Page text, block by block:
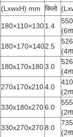
(LxwxH) mm किलो
180×110×1301.4
180×170×1402.5
180x170x1803.0
270x170x2104.0
330x180x2706.0
330x270x2708.0